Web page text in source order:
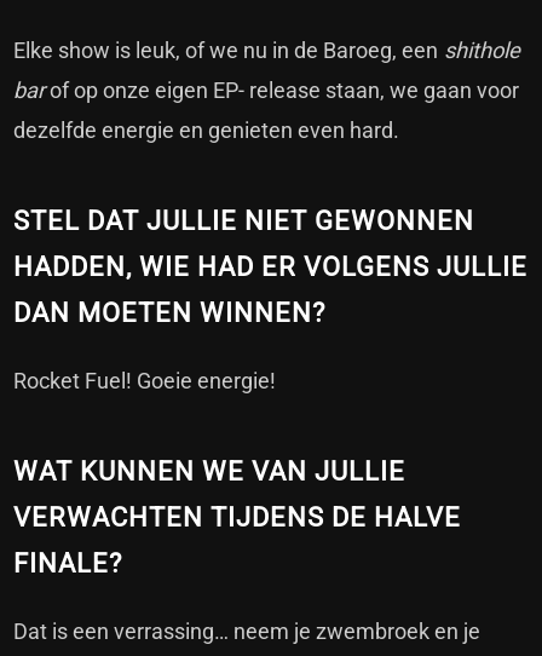
Elke show is leuk, of we nu in de Baroeg, een shithole
barof op onze eigen EP- release staan, we gaan voor
dezelfde energie en genieten even hard.
STEL DAT JULLIE NIET GEWONNEN
HADDEN, WIE HAD ER VOLGENS JULLIE
DAN MOETEN WINNEN?
Rocket Fuel! Goeie energie!
WAT KUNNEN WE VAN JULLIE
VERWACHTEN TIJDENS DE HALVE
FINALE?
Dat is een verrassing… neem je zwembroek en je